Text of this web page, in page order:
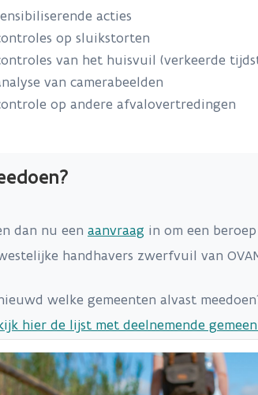
acties
op sluikstorten
van het huisvuil (verkeerde
van camerabeelden
op andere afvalovertredingen
dan nu een aanvraag in om een
handhavers zwerfvuil van
welke gemeenten alvast
hier de lijst met deelnemende